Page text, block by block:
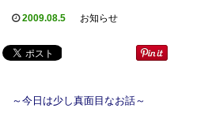
2009.08.5 お知らせ
～今日は少し真面目なお話～